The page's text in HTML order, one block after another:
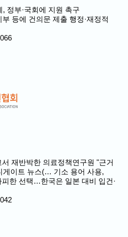
정부·국회에 지원 촉구
등에 건의문 제출 행정·재정적
재반박한 의료정책연구원 "근거
게이트 뉴스(… 기소 용어 사용,
한 선택…한국은 일본 대비 입건·